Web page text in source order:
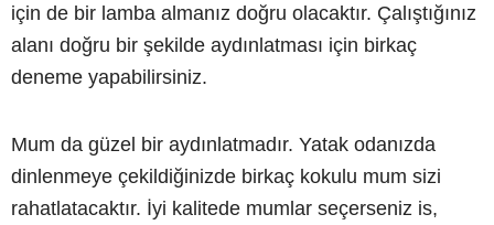
için de bir lamba almanız doğru olacaktır. Çalıştığınız
alanı doğru bir şekilde aydınlatması için birkaç
deneme yapabilirsiniz.
Mum da güzel bir aydınlatmadır. Yatak odanızda
dinlenmeye çekildiğinizde birkaç kokulu mum sizi
rahatlatacaktır. İyi kalitede mumlar seçerseniz is,